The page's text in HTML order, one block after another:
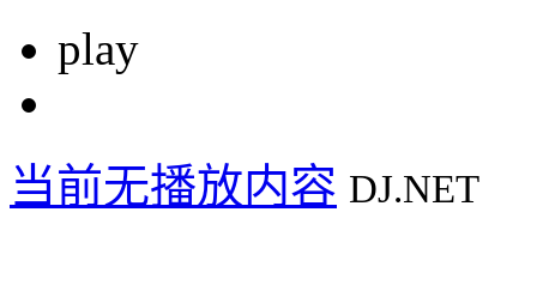
play
当前无播放内容 DJ.NET